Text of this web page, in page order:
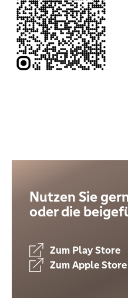
Nutzen Sie
oder die
Zum Play Store
Zum Apple Store